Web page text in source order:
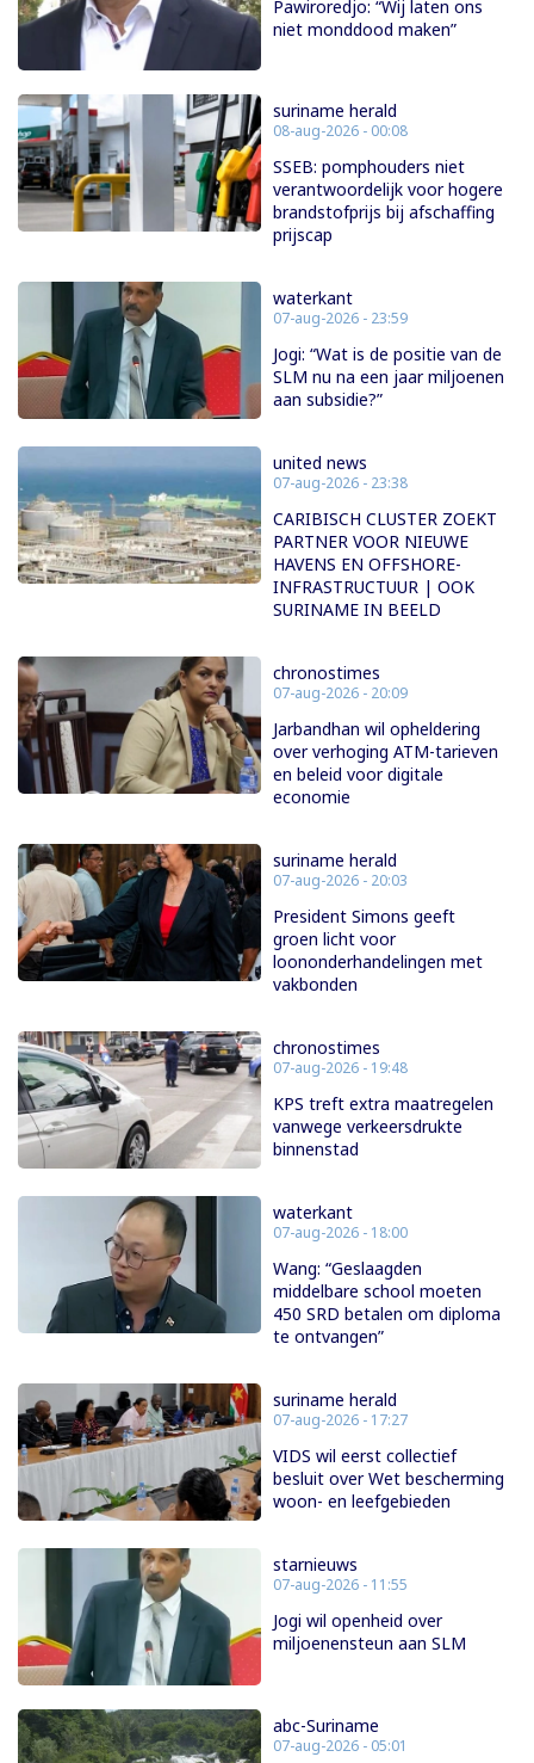
Pawiroredjo: “Wij laten ons
niet monddood maken”
suriname herald
08-aug-2026 - 00:08
SSEB: pomphouders niet
verantwoordelijk voor hogere
brandstofprijs bij afschaffing
prijscap
waterkant
07-aug-2026 - 23:59
Jogi: “Wat is de positie van de
SLM nu na een jaar miljoenen
aan subsidie?”
united news
07-aug-2026 - 23:38
CARIBISCH CLUSTER ZOEKT
PARTNER VOOR NIEUWE
HAVENS EN OFFSHORE-
INFRASTRUCTUUR | OOK
SURINAME IN BEELD
chronostimes
07-aug-2026 - 20:09
Jarbandhan wil opheldering
over verhoging ATM-tarieven
en beleid voor digitale
economie
suriname herald
07-aug-2026 - 20:03
President Simons geeft
groen licht voor
loononderhandelingen met
vakbonden
chronostimes
07-aug-2026 - 19:48
KPS treft extra maatregelen
vanwege verkeersdrukte
binnenstad
waterkant
07-aug-2026 - 18:00
Wang: “Geslaagden
middelbare school moeten
450 SRD betalen om diploma
te ontvangen”
suriname herald
07-aug-2026 - 17:27
VIDS wil eerst collectief
besluit over Wet bescherming
woon- en leefgebieden
starnieuws
07-aug-2026 - 11:55
Jogi wil openheid over
miljoenensteun aan SLM
abc-Suriname
07-aug-2026 - 05:01